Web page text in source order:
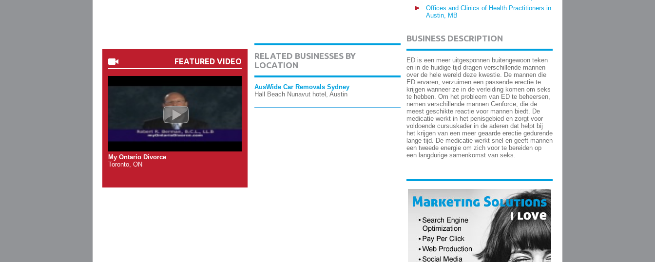
FEATURED VIDEO
My Ontario Divorce
Toronto, ON
RELATED BUSINESSES BY
LOCATION
AusWide Car Removals Sydney
Hall Beach Nunavut hotel, Austin
Offices and Clinics of Health Practitioners in
Austin, MB
BUSINESS DESCRIPTION
ED is een meer uitgesponnen buitengewoon teken
en in de huidige tijd dragen verschillende mannen
over de hele wereld deze kwestie. De mannen die
ED ervaren, verzuimen een passende erectie te
krijgen wanneer ze in de verleiding komen om seks
te hebben. Om het probleem van ED te beheersen,
nemen verschillende mannen Cenforce, die de
meest geschikte reactie voor mannen biedt. De
medicatie werkt in het penisgebied en zorgt voor
voldoende cursuskader in de aderen dat helpt bij
het krijgen van een meer geaarde erectie gedurende
lange tijd. De medicatie werkt snel en geeft mannen
een tweede energie om zich voor te bereiden op
een langdurige samenkomst van seks.